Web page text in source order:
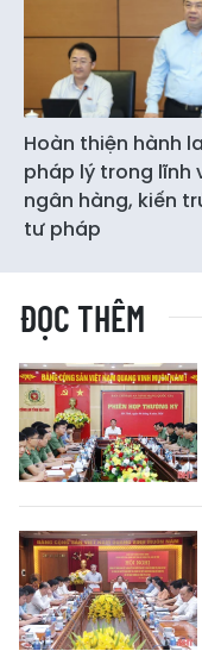
Hoàn thiện hành
pháp lý trong lĩnh
ngân hàng, kiến
tư pháp
ĐỌC THÊM